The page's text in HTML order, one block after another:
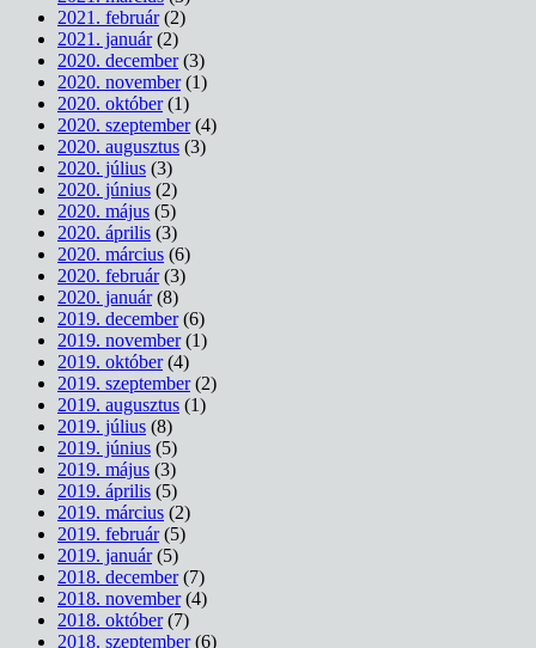
2021. február(2)
2021. január(2)
2020. december(3)
2020. november(1)
2020. október(1)
2020. szeptember(4)
2020. augusztus (3)
2020. július (3)
2020. június (2)
2020. május (5)
2020. április (3)
2020. március (6)
2020. február(3)
2020. január(8)
2019. december(6)
2019. november(1)
2019. október(4)
2019. szeptember(2)
2019. augusztus (1)
2019. július (8)
2019. június (5)
2019. május (3)
2019. április (5)
2019. március (2)
2019. február(5)
2019. január(5)
2018. december(7)
2018. november(4)
2018. október(7)
2018. szeptember(6)